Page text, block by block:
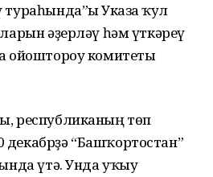
Указға ҡул
әҙерләү һәм үткәреү
ойоштороу комитеты
республиканың төп
“Башҡортостан”
үтә. Унда уҡыу